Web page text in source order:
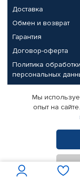
Доставка
Обмен и возврат
Гарантия
Договор-оферта
Политика обработки
персональных
Партнерам
Корпоративным
Поставщикам
© КАМАЗ ЦЕНТР
Интернет-магазин
Мы
опыт на